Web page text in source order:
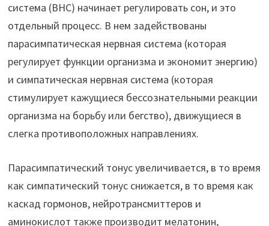
система (ВНС) начинает регулировать сон, и это
отдельный процесс. В нем задействованы
парасимпатическая нервная система (которая
регулирует функции организма и экономит энергию)
и симпатическая нервная система (которая
стимулирует кажущиеся бессознательными реакции
организма на борьбу или бегство), движущиеся в
слегка противоположных направлениях.
Парасимпатический тонус увеличивается, в то время
как симпатический тонус снижается, в то время как
каскад гормонов, нейротрансмиттеров и
аминокислот также производит мелатонин,